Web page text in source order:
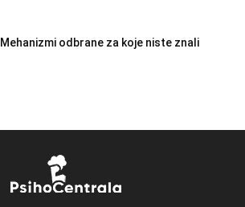
Mehanizmi odbrane za koje niste znali